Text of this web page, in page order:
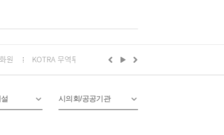
원 KOTRA 무역투자24 구리시의회
시의회/공공기관